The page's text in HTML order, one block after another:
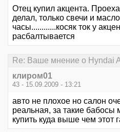
Отец купил акцента.
делал, только свечи и
часы............косяк ток у
расбалтывается
Re: Ваше мнение о Hyndai
клиром01
43 - 15.09.2009 - 13:21
авто не плохое но салон
реальная, за такие бабосы
купить куда выше чем этот